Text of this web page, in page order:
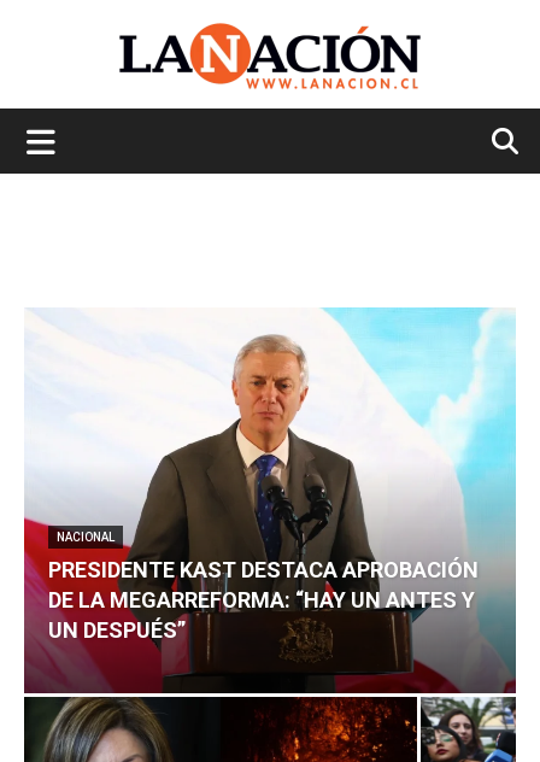
NACIONAL
PRESIDENTE KAST DESTACA APROBACIÓN
DE LA MEGARREFORMA: “HAY UN ANTES Y
UN DESPUÉS”